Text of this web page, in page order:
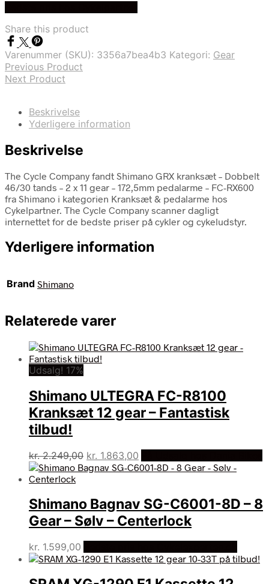
Share this product
Varenummer (SKU): 3356a7bea4b3 Kategori: Gear
Previous Product
Next Product
Beskrivelse
Yderligere information
Beskrivelse
The Cycle Company fandt Shimano GRX kranksæt – Dobbelt
46/30 tands – 2 x 11 gear – 172,5mm pedalarme – FC-RX600
fra Shimano i kategorien Kranksæt & pedalarme hos
Cykelpartner. The Cycle Company scanner dagligt
internettet for de bedste priser på cykler og cykeludstyr.
Yderligere information
Brand Shimano
Relaterede varer
Udsalg! 17%
Shimano ULTEGRA FC-R8100
Kranksæt 12 gear – Fantastisk
tilbud!
kr.2.249,00 Den
oprindelige
kr. 2.249,00.
kr. 1.863,00
aktuelle
kr. 1.863,00.
Shimano Bagnav SG-C6001-8D – 8
Gear – Sølv – Centerlock
kr. 1.599,00